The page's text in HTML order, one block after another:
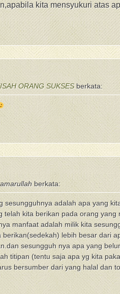
kita mensyukuri atas
ORANG SUKSES berkata:
berkata:
sesungguhnya adalah apa yang
telah kita berikan pada orang yang
manfaat adalah milik kita
berikan(sedekah) lebih besar dari
sesungguh nya apa yang
titipan (tentu saja apa yg kita
bersumber dari yang halal dan